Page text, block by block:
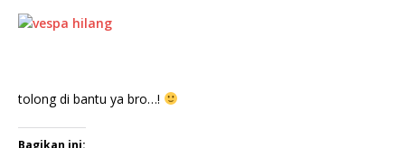
tolong di bantu ya bro…!
Bagikan ini: